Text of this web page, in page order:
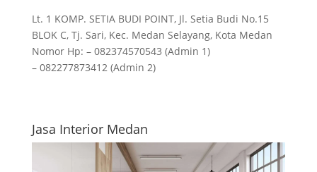
Lt. 1 KOMP. SETIA BUDI POINT, Jl. Setia Budi No.15
BLOK C, Tj. Sari, Kec. Medan Selayang, Kota Medan
Nomor Hp: – 082374570543 (Admin 1)
– 082277873412 (Admin 2)
Jasa Interior Medan